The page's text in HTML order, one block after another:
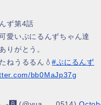
ず第4話
愛いぷにるんずちゃん達
りがとう。
ねうるるん💧#ぷにるんず
bb0MaJp37g